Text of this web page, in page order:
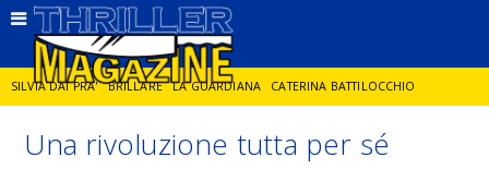
SILVIA DAI PRA' BRILLARE LA GUARDIANA CATERINA BATTILOCCHIO
JORGE DIAZ LA SPIA DELITTO IN CORNICE GIANCARLO DE CATALDO
Una rivoluzione tutta per sé